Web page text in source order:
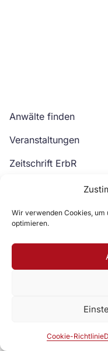
Wir verwenden Cookies, um
optimieren.
Cookie-Richtlinie
Anwälte finden
Veranstaltungen
Zeitschrift ErbR